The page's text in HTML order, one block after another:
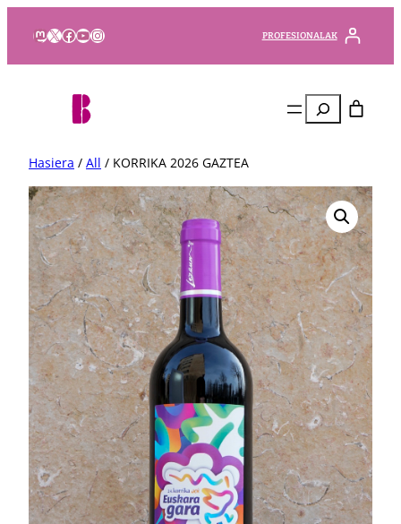
Mastodon
X Facebook
YouTube
Instagram PROFESIONALAK
Bilatu
Hasiera / All / KORRIKA 2026 GAZTEA